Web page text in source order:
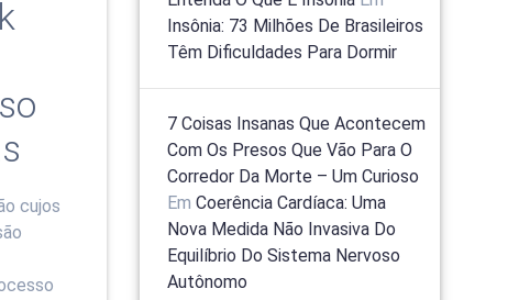
cujos
Insônia: 73 Milhões De Brasileiros
Têm Dificuldades Para Dormir
7 Coisas Insanas Que Acontecem
Com Os Presos Que Vão Para O
Corredor Da Morte – Um Curioso
EmCoerência Cardíaca: Uma
Nova Medida Não Invasiva Do
Equilíbrio Do Sistema Nervoso
Autônomo